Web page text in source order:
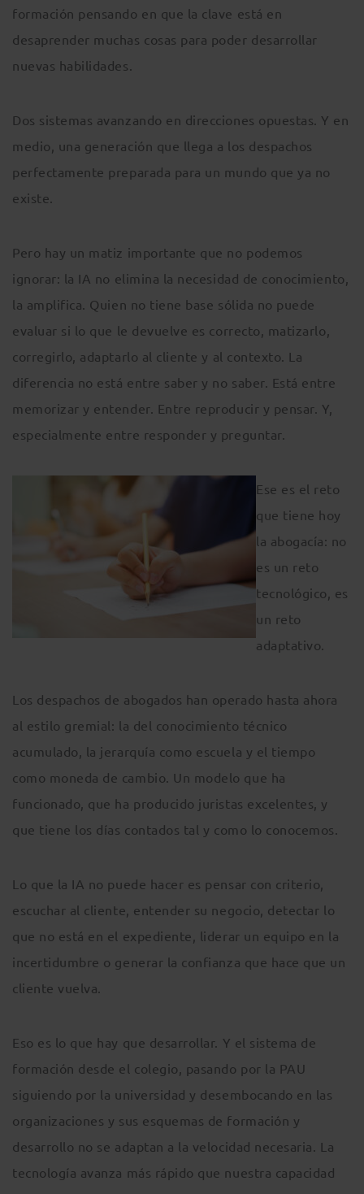
formación pensando en que la clave está en
desaprender muchas cosas para poder desarrollar
nuevas habilidades.
Dos sistemas avanzando en direcciones opuestas. Y en
medio, una generación que llega a los despachos
perfectamente preparada para un mundo que ya no
existe.
Pero hay un matiz importante que no podemos
ignorar: la IA no elimina la necesidad de conocimiento,
la amplifica. Quien no tiene base sólida no puede
evaluar si lo que le devuelve es correcto, matizarlo,
corregirlo, adaptarlo al cliente y al contexto. La
diferencia no está entre saber y no saber. Está entre
memorizar y entender. Entre reproducir y pensar. Y,
especialmente entre responder y preguntar.
Ese es el reto
que tiene hoy
la abogacía: no
es un reto
tecnológico, es
un reto
adaptativo.
Los despachos de abogados han operado hasta ahora
al estilo gremial: la del conocimiento técnico
acumulado, la jerarquía como escuela y el tiempo
como moneda de cambio. Un modelo que ha
funcionado, que ha producido juristas excelentes, y
que tiene los días contados tal y como lo conocemos.
Lo que la IA no puede hacer es pensar con criterio,
escuchar al cliente, entender su negocio, detectar lo
que no está en el expediente, liderar un equipo en la
incertidumbre o generar la confianza que hace que un
cliente vuelva.
Eso es lo que hay que desarrollar. Y el sistema de
formación desde el colegio, pasando por la PAU
siguiendo por la universidad y desembocando en las
organizaciones y sus esquemas de formación y
desarrollo no se adaptan a la velocidad necesaria. La
tecnología avanza más rápido que nuestra capacidad